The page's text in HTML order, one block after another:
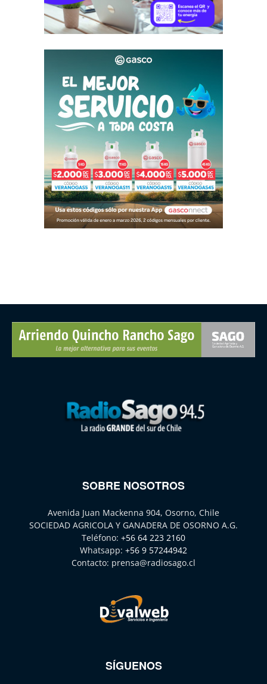
SOBRE NOSOTROS
Avenida Juan Mackenna 904, Osorno, Chile
SOCIEDAD AGRICOLA Y GANADERA DE OSORNO A.G.
Teléfono: +56 64 223 2160
Whatsapp: +56 9 57244942
Contacto: prensa@radiosago.cl
SÍGUENOS